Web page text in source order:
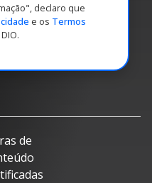
declaro que
e os Termos
de